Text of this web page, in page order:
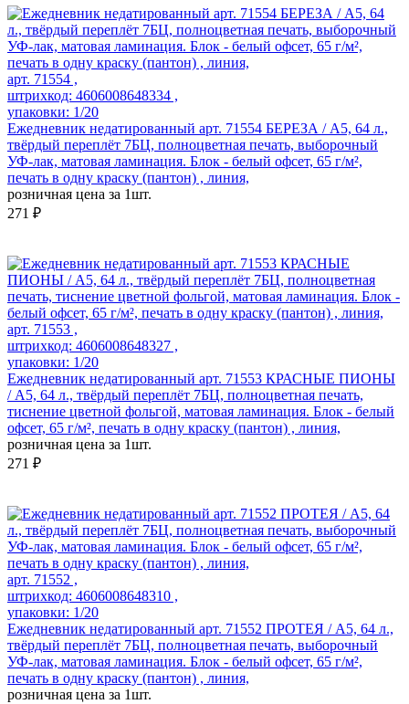
арт. 71554 ,
штрихкод: 4606008648334 ,
упаковки: 1/20
Ежедневник недатированный арт. 71554 БЕРЕЗА / А5, 64 л.,
твёрдый переплёт 7БЦ, полноцветная печать, выборочный
УФ-лак, матовая ламинация. Блок - белый офсет, 65 г/м²,
печать в одну краску (пантон) , линия,
розничная цена за 1шт.
271 ₽
арт. 71553 ,
штрихкод: 4606008648327 ,
упаковки: 1/20
Ежедневник недатированный арт. 71553 КРАСНЫЕ ПИОНЫ
/ А5, 64 л., твёрдый переплёт 7БЦ, полноцветная печать,
тиснение цветной фольгой, матовая ламинация. Блок - белый
офсет, 65 г/м², печать в одну краску (пантон) , линия,
розничная цена за 1шт.
271 ₽
арт. 71552 ,
штрихкод: 4606008648310 ,
упаковки: 1/20
Ежедневник недатированный арт. 71552 ПРОТЕЯ / А5, 64 л.,
твёрдый переплёт 7БЦ, полноцветная печать, выборочный
УФ-лак, матовая ламинация. Блок - белый офсет, 65 г/м²,
печать в одну краску (пантон) , линия,
розничная цена за 1шт.